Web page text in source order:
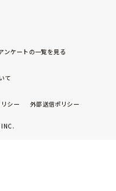
ンケートの一覧を見る
て
シー 外部送信ポリシー